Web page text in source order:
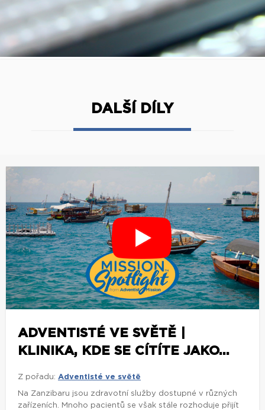
DALŠÍ DÍLY
ADVENTISTÉ VE SVĚTĚ |
KLINIKA, KDE SE CÍTÍTE JAKO...
Z pořadu: Adventisté ve světě
Na Zanzibaru jsou zdravotní služby dostupné v různých
zařízeních. Mnoho pacientů se však stále rozhoduje přijít